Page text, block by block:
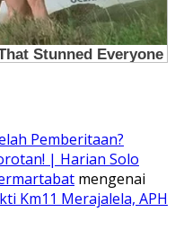
Pemberitaan?
| Harian Solo
mengenai
Km11 Merajalela, APH